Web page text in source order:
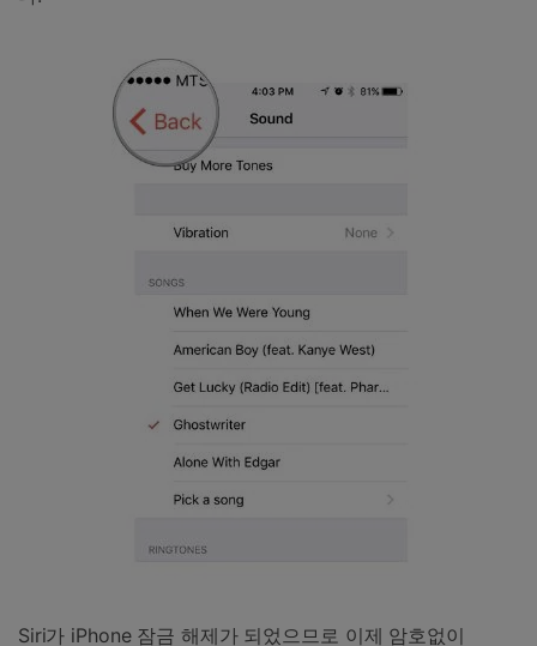
Siri가 iPhone 잠금 해제가 되었으므로 이제 암호없이